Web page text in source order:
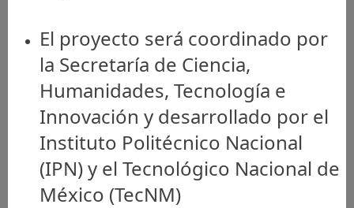
El proyecto será coordinado por
la Secretaría de Ciencia,
Humanidades, Tecnología e
Innovación y desarrollado por el
Instituto Politécnico Nacional
(IPN) y el Tecnológico Nacional de
México (TecNM)